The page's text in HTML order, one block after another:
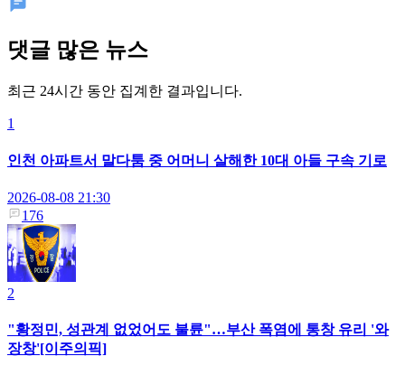
댓글 많은 뉴스
최근 24시간 동안 집계한 결과입니다.
1
인천 아파트서 말다툼 중 어머니 살해한 10대 아들 구속 기로
2026-08-08 21:30
176
2
"황정민, 성관계 없었어도 불륜"…부산 폭염에 통창 유리 '와
장창'[이주의픽]